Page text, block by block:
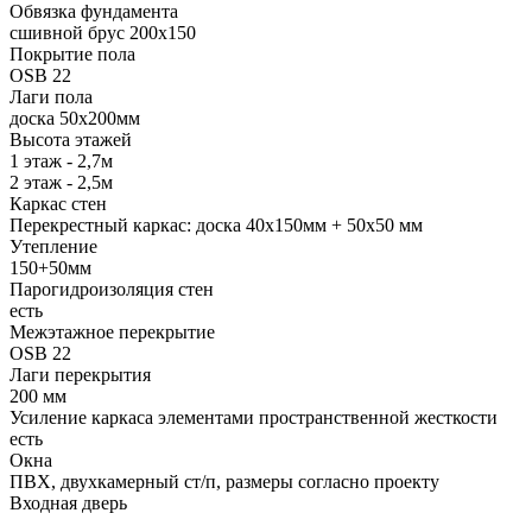
Обвязка фундамента
сшивной брус 200х150
Покрытие пола
OSB 22
Лаги пола
доска 50х200мм
Высота этажей
1 этаж - 2,7м
2 этаж - 2,5м
Каркас стен
Перекрестный каркас: доска 40х150мм + 50х50 мм
Утепление
150+50мм
Парогидроизоляция стен
есть
Межэтажное перекрытие
OSB 22
Лаги перекрытия
200 мм
Усиление каркаса элементами пространственной жесткости
есть
Окна
ПВХ, двухкамерный ст/п, размеры согласно проекту
Входная дверь